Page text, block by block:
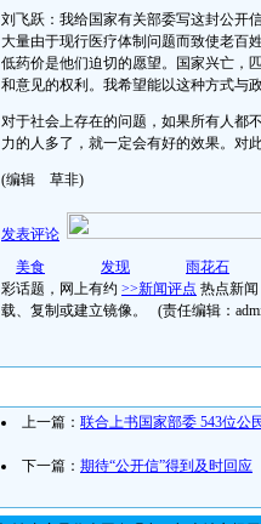
刘飞跃：我给国家有关部委写这封公开
大量由于现行医疗体制问题而致使老百
低药价是他们迫切的愿望。国家兴亡，
和意见的权利。我希望能以这种方式与
对于社会上存在的问题，如果所有人都
力的人多了，就一定会有好的效果。对
(编辑 草非)
发表评论
美食
发现
雨花石
彩话题，网上有约 >>新闻评点 热点新
载、复制或建立镜像。
(责任编辑：
上一篇： 联合上书国家部委 543位公
下一篇： 期待“公开信”得到及时回应